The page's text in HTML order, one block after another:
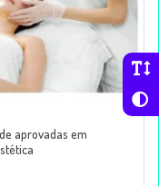
aprovadas em